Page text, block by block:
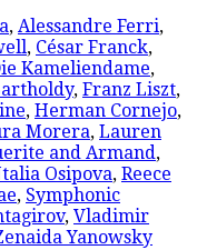
, Alessandre Ferri,
, César Franck,
Kameliendame,
, Franz Liszt,
, Herman Cornejo,
Morera, Lauren
and Armand,
Osipova, Reece
, Symphonic
, Vladimir
Yanowsky